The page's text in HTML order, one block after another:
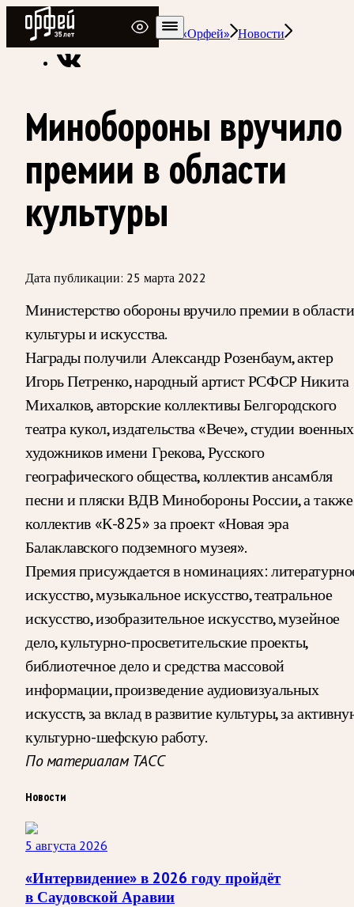
Радио Орфей
Радио классической музыки «Орфей» Новости
Минобороны вручило
премии в области
культуры
Дата публикации: 25 марта 2022
Министерство обороны вручило премии в области
культуры и искусства.
Награды получили Александр Розенбаум, актер
Игорь Петренко, народный артист РСФСР Никита
Михалков, авторские коллективы Белгородского
театра кукол, издательства «Вече», студии военных
художников имени Грекова, Русского
географического общества, коллектив ансамбля
песни и пляски ВДВ Минобороны России, а также
коллектив «К-825» за проект «Новая эра
Балаклавского подземного музея».
Премия присуждается в номинациях:
искусство, музыкальное искусство, театральное
искусство, изобразительное искусство, музейное
дело, культурно-просветительские проекты,
библиотечное дело и средства массовой
информации, произведение аудиовизуальных
искусств, за вклад в развитие культуры, за
культурно-шефскую работу.
По материалам ТАСС
Новости
5 августа 2026
«Интервидение» в 2026 году пройдёт
в Саудовской Аравии